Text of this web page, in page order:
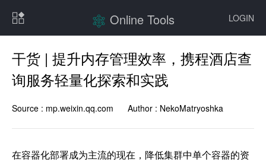
LOGIN
Online Tools
干货 | 提升内存管理效率，携程酒店查
询服务轻量化探索和实践
Source : mp.weixin.qq.com Author : NekoMatryoshka
在容器化部署成为主流的现在，降低集群中单个容器的资